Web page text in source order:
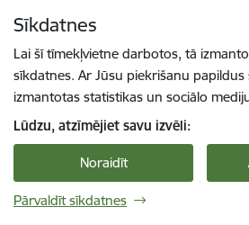
Sīkdatnes
Lai šī tīmekļvietne darbotos, tā
sīkdatnes. Ar Jūsu piekrišanu
izmantotas statistikas un sociālo
Lūdzu, atzīmējiet savu izvēli:
Noraidīt
Pārvaldīt sīkdatnes